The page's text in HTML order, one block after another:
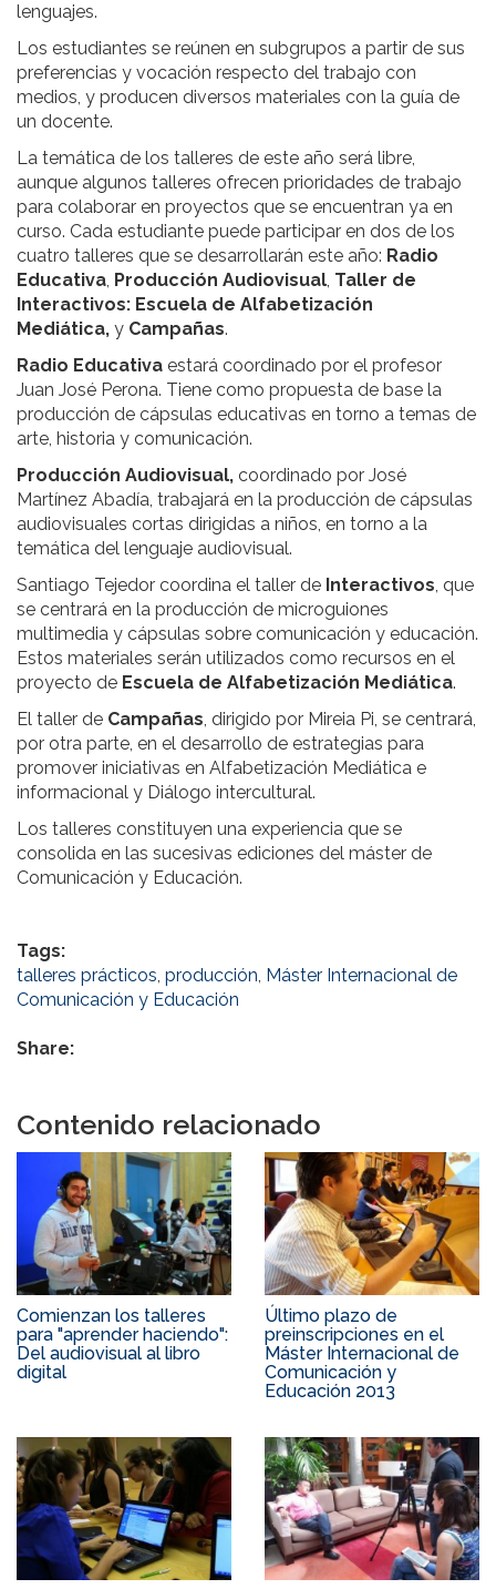
lenguajes.
Los estudiantes se reúnen en subgrupos a partir de sus
preferencias y vocación respecto del trabajo con
medios, y producen diversos materiales con la guía de
un docente.
La temática de los talleres de este año será libre,
aunque algunos talleres ofrecen prioridades de trabajo
para colaborar en proyectos que se encuentran ya en
curso. Cada estudiante puede participar en dos de los
cuatro talleres que se desarrollarán este año: Radio
Educativa, Producción Audiovisual, Taller de
Interactivos: Escuela de Alfabetización
Mediática, y Campañas.
Radio Educativa estará coordinado por el profesor
Juan José Perona. Tiene como propuesta de base la
producción de cápsulas educativas en torno a temas de
arte, historia y comunicación.
Producción Audiovisual, coordinado por José
Martínez Abadía, trabajará en la producción de cápsulas
audiovisuales cortas dirigidas a niños, en torno a la
temática del lenguaje audiovisual.
Santiago Tejedor coordina el taller de Interactivos, que
se centrará en la producción de microguiones
multimedia y cápsulas sobre comunicación y educación.
Estos materiales serán utilizados como recursos en el
proyecto de Escuela de Alfabetización Mediática.
El taller de Campañas, dirigido por Mireia Pi, se centrará,
por otra parte, en el desarrollo de estrategias para
promover iniciativas en Alfabetización Mediática e
informacional y Diálogo intercultural.
Los talleres constituyen una experiencia que se
consolida en las sucesivas ediciones del máster de
Comunicación y Educación.
Tags:
talleres prácticos, producción, Máster Internacional de
Comunicación y Educación
Share:
Contenido relacionado
Comienzan los talleres
para "aprender haciendo":
Del audiovisual al libro
digital
Último plazo de
preinscripciones en el
Máster Internacional de
Comunicación y
Educación 2013